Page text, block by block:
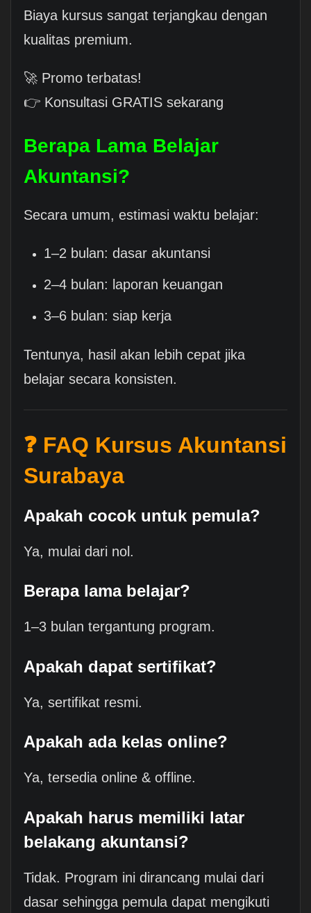
Biaya kursus sangat terjangkau dengan
kualitas premium.
🚀 Promo terbatas!
👉 Konsultasi GRATIS sekarang
Berapa Lama Belajar
Akuntansi?
Secara umum, estimasi waktu belajar:
1–2 bulan: dasar akuntansi
2–4 bulan: laporan keuangan
3–6 bulan: siap kerja
Tentunya, hasil akan lebih cepat jika
belajar secara konsisten.
❓ FAQ Kursus Akuntansi
Surabaya
Apakah cocok untuk pemula?
Ya, mulai dari nol.
Berapa lama belajar?
1–3 bulan tergantung program.
Apakah dapat sertifikat?
Ya, sertifikat resmi.
Apakah ada kelas online?
Ya, tersedia online & offline.
Apakah harus memiliki latar
belakang akuntansi?
Tidak. Program ini dirancang mulai dari
dasar sehingga pemula dapat mengikuti